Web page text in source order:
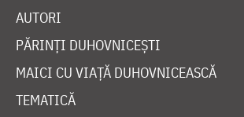
AUTORI
PĂRINȚI DUHOVNICEȘTI
MAICI CU VIAȚĂ DUHOVNICEASCĂ
TEMATICĂ